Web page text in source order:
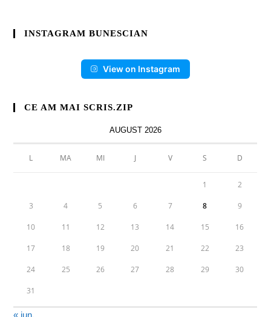
INSTAGRAM BUNESCIAN
View on Instagram
CE AM MAI SCRIS.ZIP
AUGUST 2026
L MA MI J V S D
1 2
3 4 5 6 7 8 9
10 11 12 13 14 15 16
17 18 19 20 21 22 23
24 25 26 27 28 29 30
31
« iun.